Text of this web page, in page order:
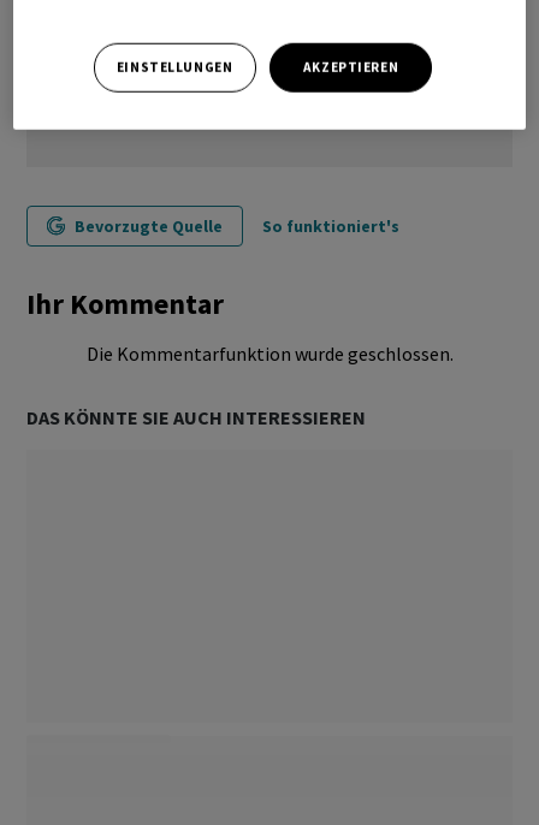
Bevorzugte Quelle So funktioniert's
Ihr Kommentar
Die Kommentarfunktion wurde geschlossen.
DAS KÖNNTE SIE AUCH INTERESSIEREN
EINSTELLUNGEN AKZEPTIEREN